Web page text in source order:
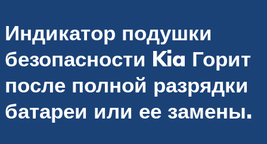
Индикатор подушки
безопасности Kia Горит
после полной разрядки
батареи или ее замены.